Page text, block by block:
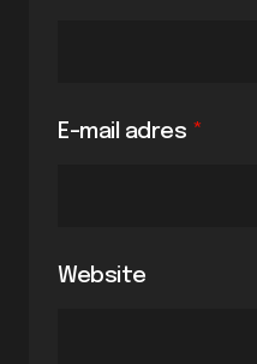
E-mail adres *
Website